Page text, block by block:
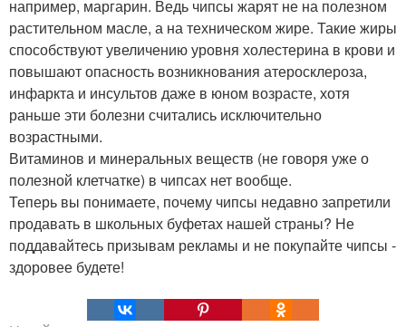
например, маргарин. Ведь чипсы жарят не на полезном
растительном масле, а на техническом жире. Такие жиры
способствуют увеличению уровня холестерина в крови и
повышают опасность возникнования атеросклероза,
инфаркта и инсультов даже в юном возрасте, хотя
раньше эти болезни считались исключительно
возрастными.
Витаминов и минеральных веществ (не говоря уже о
полезной клетчатке) в чипсах нет вообще.
Теперь вы понимаете, почему чипсы недавно запретили
продавать в школьных буфетах нашей страны? Не
поддавайтесь призывам рекламы и не покупайте чипсы -
здоровее будете!